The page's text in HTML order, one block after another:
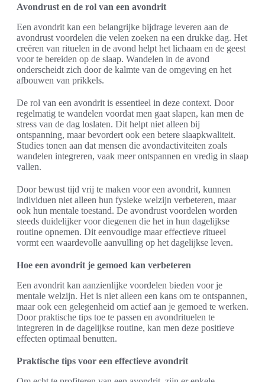
Avondrust en de rol van een avondrit
Een avondrit kan een belangrijke bijdrage leveren aan de
avondrust voordelen die velen zoeken na een drukke dag. Het
creëren van rituelen in de avond helpt het lichaam en de geest
voor te bereiden op de slaap. Wandelen in de avond
onderscheidt zich door de kalmte van de omgeving en het
afbouwen van prikkels.
De rol van een avondrit is essentieel in deze context. Door
regelmatig te wandelen voordat men gaat slapen, kan men de
stress van de dag loslaten. Dit helpt niet alleen bij
ontspanning, maar bevordert ook een betere slaapkwaliteit.
Studies tonen aan dat mensen die avondactiviteiten zoals
wandelen integreren, vaak meer ontspannen en vredig in slaap
vallen.
Door bewust tijd vrij te maken voor een avondrit, kunnen
individuen niet alleen hun fysieke welzijn verbeteren, maar
ook hun mentale toestand. De avondrust voordelen worden
steeds duidelijker voor diegenen die het in hun dagelijkse
routine opnemen. Dit eenvoudige maar effectieve ritueel
vormt een waardevolle aanvulling op het dagelijkse leven.
Hoe een avondrit je gemoed kan verbeteren
Een avondrit kan aanzienlijke voordelen bieden voor je
mentale welzijn. Het is niet alleen een kans om te ontspannen,
maar ook een gelegenheid om actief aan je gemoed te werken.
Door praktische tips toe te passen en avondrituelen te
integreren in de dagelijkse routine, kan men deze positieve
effecten optimaal benutten.
Praktische tips voor een effectieve avondrit